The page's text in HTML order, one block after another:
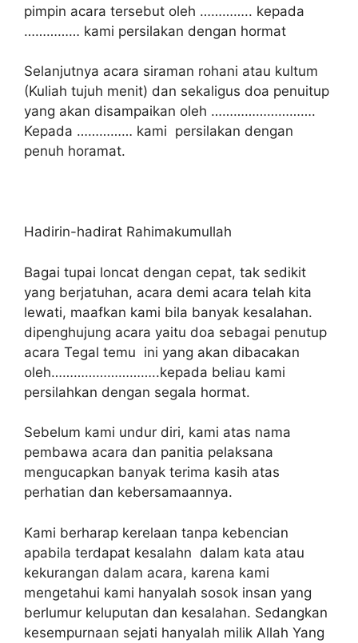
pimpin acara tersebut oleh ………….. kepada
…………… kami persilakan dengan hormat
Selanjutnya acara siraman rohani atau kultum
(Kuliah tujuh menit) dan sekaligus doa penuitup
yang akan disampaikan oleh ……………………….
Kepada …………… kami persilakan dengan
penuh horamat.
Hadirin-hadirat Rahimakumullah
Bagai tupai loncat dengan cepat, tak sedikit
yang berjatuhan, acara demi acara telah kita
lewati, maafkan kami bila banyak kesalahan.
dipenghujung acara yaitu doa sebagai penutup
acara Tegal temu ini yang akan dibacakan
oleh………………………..kepada beliau kami
persilahkan dengan segala hormat.
Sebelum kami undur diri, kami atas nama
pembawa acara dan panitia pelaksana
mengucapkan banyak terima kasih atas
perhatian dan kebersamaannya.
Kami berharap kerelaan tanpa kebencian
apabila terdapat kesalahn dalam kata atau
kekurangan dalam acara, karena kami
mengetahui kami hanyalah sosok insan yang
berlumur keluputan dan kesalahan. Sedangkan
kesempurnaan sejati hanyalah milik Allah Yang